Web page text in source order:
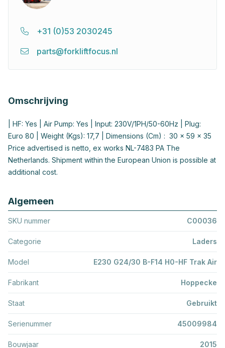
+31 (0)53 2030245
parts@forkliftfocus.nl
Omschrijving
| HF: Yes | Air Pump: Yes | Input: 230V/1PH/50-60Hz | Plug:
Euro 80 | Weight (Kgs): 17,7 | Dimensions (Cm) : 30 x 59 x 35
Price advertised is netto, ex works NL-7483 PA The
Netherlands. Shipment within the European Union is possible at
additional cost.
Algemeen
SKU nummer C00036
Categorie Laders
Model E230 G24/30 B-F14 H0-HF Trak Air
Fabrikant Hoppecke
Staat Gebruikt
Serienummer 45009984
Bouwjaar 2015